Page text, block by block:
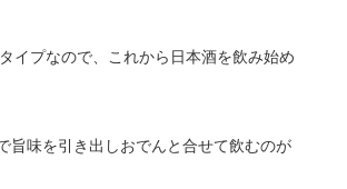
イプなので、これから日本酒を飲み始め
旨味を引き出しおでんと合せて飲むのが